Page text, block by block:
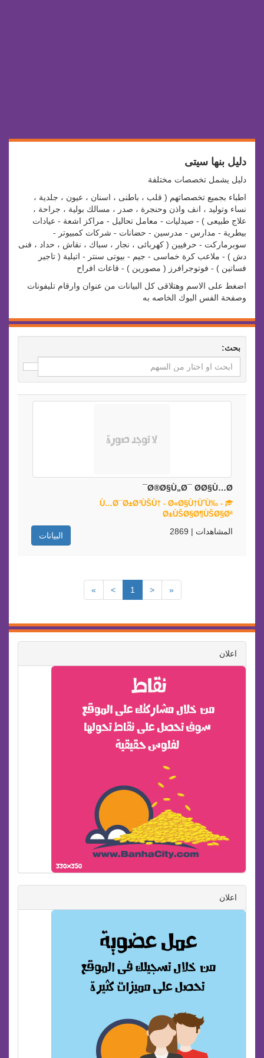
دليل بنها سيتى
دليل يشمل تخصصات مختلفة
اطباء بجميع تخصصاتهم ( قلب ، باطنى ، اسنان ، عيون ، جلدية ،
نساء وتوليد ، انف واذن وحنجرة ، صدر ، مسالك بولية ، جراحة ،
علاج طبيعى ) - صيدليات - معامل تحاليل - مراكز اشعة - عيادات
بيطرية - مدارس - مدرسين - حضانات - شركات كمبيوتر -
سوبرماركت - حرفيين ( كهربائى ، نجار ، سباك ، نقاش ، حداد ، فنى
دش ) - ملاعب كرة خماسى - جيم - بيوتى سنتر - اتيلية ( تاجير
فساتين ) - فوتوجرافرز ( مصورين ) - قاعات افراح
اضغط على الاسم وهتلاقى كل البيانات من عنوان وارقام تليفونات
وصفحة الفس البوك الخاصه به
بحث:
Ø®Ø§Ù„Ø¯ Ø­Ø§Ù…Ø¯
Ù…Ø¯Ø±Ø³ÙŠÙ† - Ø«Ø§Ù†ÙˆÙ‰ -
Ø±ÙŠØ§Ø¶ÙŠØ§Øª
البيانات المشاهدات | 2869
«
<
1
>
»
اعلان
اعلان